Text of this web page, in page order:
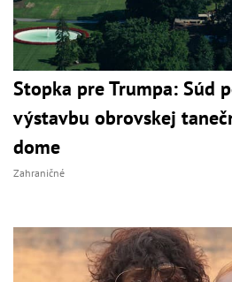
Stopka pre Trumpa: Súd
výstavbu obrovskej
dome
Zahraničné